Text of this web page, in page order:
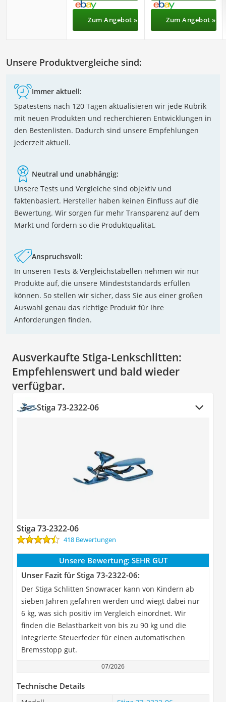
Zum Angebot » Zum Angebot »
Unsere Produktvergleiche sind:
Immer aktuell:
Spätestens nach 120 Tagen aktualisieren wir jede Rubrik
mit neuen Produkten und recherchieren Entwicklungen in
den Bestenlisten. Dadurch sind unsere Empfehlungen
jederzeit aktuell.
Neutral und unabhängig:
Unsere Tests und Vergleiche sind objektiv und
faktenbasiert. Hersteller haben keinen Einfluss auf die
Bewertung. Wir sorgen für mehr Transparenz auf dem
Markt und fördern so die Produktqualität.
Anspruchsvoll:
In unseren Tests & Vergleichstabellen nehmen wir nur
Produkte auf, die unsere Mindeststandards erfüllen
können. So stellen wir sicher, dass Sie aus einer großen
Auswahl genau das richtige Produkt für Ihre
Anforderungen finden.
Ausverkaufte Stiga-Lenkschlitten:
Empfehlenswert und bald wieder
verfügbar.
Stiga 73-2322-06
Stiga 73-2322-06
418 Bewertungen
Unsere Bewertung: SEHR GUT
Unser Fazit für Stiga 73-2322-06:
Der Stiga Schlitten Snowracer kann von Kindern ab
sieben Jahren gefahren werden und wiegt dabei nur
6 kg, was sich positiv im Vergleich einordnet. Wir
finden die Belastbarkeit von bis zu 90 kg und die
integrierte Steuerfeder für einen automatischen
Bremsstopp gut.
07/2026
Technische Details